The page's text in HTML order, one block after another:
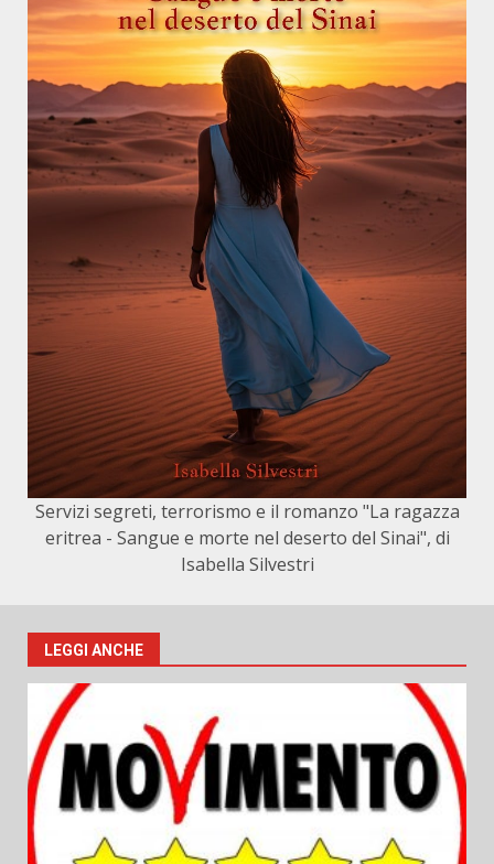
Servizi segreti, terrorismo e il romanzo "La ragazza
eritrea - Sangue e morte nel deserto del Sinai", di
Isabella Silvestri
LEGGI ANCHE